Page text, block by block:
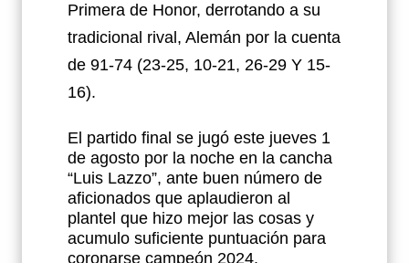
Primera de Honor, derrotando a su
tradicional rival, Alemán por la cuenta
de 91-74 (23-25, 10-21, 26-29 Y 15-
16).
El partido final se jugó este jueves 1
de agosto por la noche en la cancha
“Luis Lazzo”, ante buen número de
aficionados que aplaudieron al
plantel que hizo mejor las cosas y
acumulo suficiente puntuación para
coronarse campeón 2024.